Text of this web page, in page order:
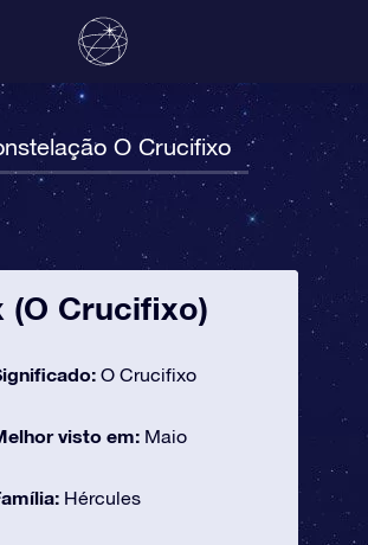
O Crucifixo
(O Crucifixo)
O Crucifixo
visto em: Maio
Hércules